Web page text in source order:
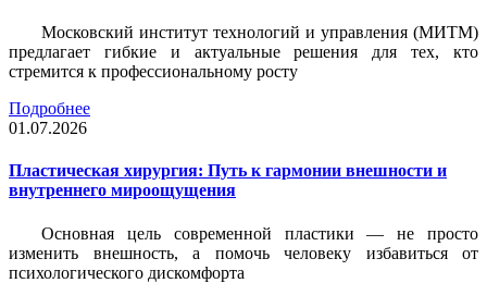
Московский институт технологий и управления (МИТМ)
предлагает гибкие и актуальные решения для тех, кто
стремится к профессиональному росту
Подробнее
01.07.2026
Пластическая хирургия: Путь к гармонии внешности и
внутреннего мироощущения
Основная цель современной пластики — не просто
изменить внешность, а помочь человеку избавиться от
психологического дискомфорта